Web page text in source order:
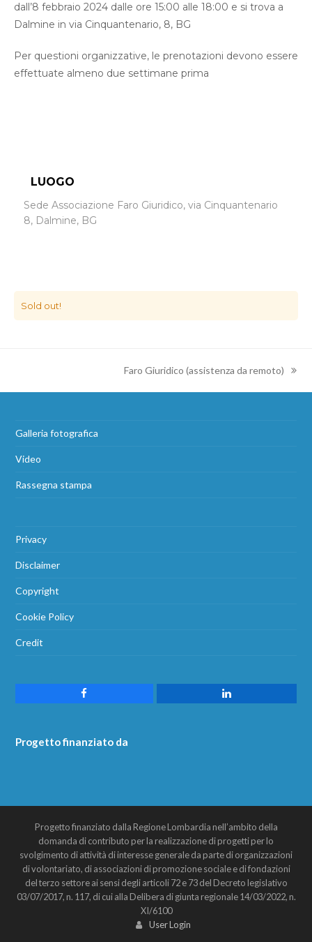
dall’8 febbraio 2024 dalle ore 15:00 alle 18:00 e si trova a
Dalmine in via Cinquantenario, 8, BG
Per questioni organizzative, le prenotazioni devono essere
effettuate almeno due settimane prima
LUOGO
Sede Associazione Faro Giuridico, via Cinquantenario
8, Dalmine, BG
Sold out!
Faro Giuridico (assistenza da remoto)
Galleria fotografica
Video
Rassegna stampa
Privacy
Disclaimer
Copyright
Cookie Policy
Credit
Progetto finanziato da
Progetto finanziato dalla Regione Lombardia nell’ambito della
domanda di contributo per la realizzazione di progetti per lo
svolgimento di attività di interesse generale da parte di organizzazioni
di volontariato, di associazioni di promozione sociale e di fondazioni
del terzo settore ai sensi degli articoli 72 e 73 del Decreto legislativo
03/07/2017, n. 117, di cui alla Delibera di giunta regionale 14/03/2022, n.
XI/6100
User Login